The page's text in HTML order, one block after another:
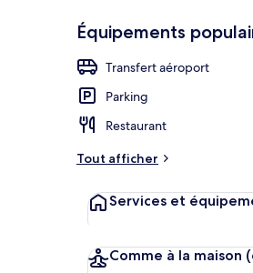
Équipements
Transfert aéroport
Parking
Restaurant
Tout afficher
Services et
Comme à la maison